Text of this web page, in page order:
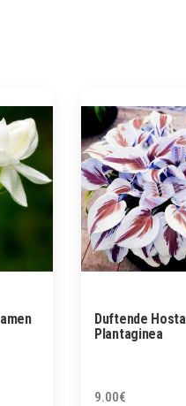
Duftende Hosta
Plantaginea
9.00€